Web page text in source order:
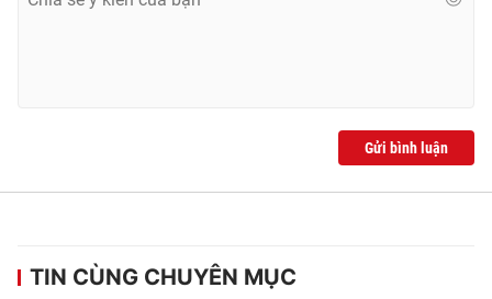
Gửi bình luận
TIN CÙNG CHUYÊN MỤC